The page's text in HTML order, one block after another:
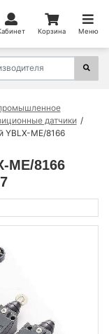
Корзина Меню
датчики
YBLX-ME/8166
ME/8166